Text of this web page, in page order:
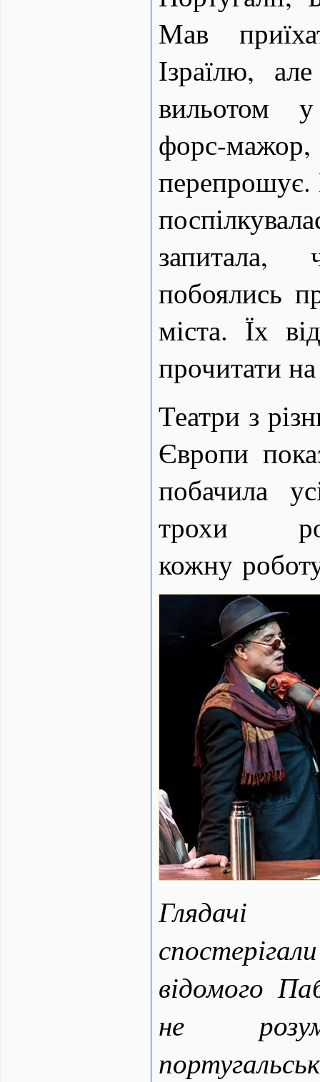
Мав
Ізраїлю,
вильотом
форс-
побоялись
міста. Їх
прочитати
Театри з
Європи
побачила
трохи
кожну
відомого
не